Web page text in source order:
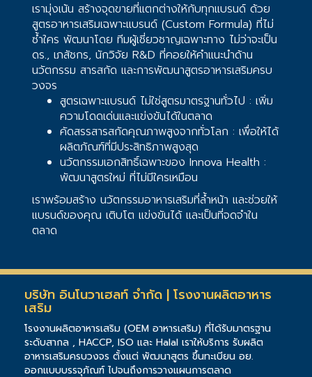
เรามุ่งเน้น สร้างจุดขายที่แตกต่างให้กับทุกแบรนด์ ด้วย
สูตรอาหารเสริมเฉพาะแบรนด์ (Custom Formula) ที่ไม่
ซ้ำใคร พัฒนาโดย ทีมผู้เชี่ยวชาญเฉพาะทาง ไม่ว่าจะเป็น
ดร., เภสัชกร, นักวิจัย R&D ที่คอยให้คำแนะนำด้าน
นวัตกรรม สารสกัด และการพัฒนาสูตรอาหารเสริมครบ
วงจร
สูตรเฉพาะแบรนด์ ไม่ใช่สูตรมาตรฐานทั่วไป : เพิ่ม
ความโดดเด่นและแข่งขันได้ในตลาด
คัดสรรสารสกัดคุณภาพสูงจากทั่วโลก : เพื่อให้ได้
ผลิตภัณฑ์ที่มีประสิทธิภาพสูงสุด
นวัตกรรมเอกสิทธิ์เฉพาะของ Innova Health :
พัฒนาสูตรใหม่ ที่ไม่มีใครเหมือน
เราพร้อมสร้าง นวัตกรรมอาหารเสริมที่ล้ำหน้า และช่วยให้
แบรนด์ของคุณ เติบโต แข่งขันได้ และเป็นที่จดจำใน
ตลาด
บริษัท อินโนวาเฮลท์ จำกัด | โรงงานผลิตอาหาร
เสริม
โรงงานผลิตอาหารเสริม (OEM อาหารเสริม) ที่ได้รับมาตรฐาน
ระดับสากล , HACCP, ISO และ Halal เราให้บริการ รับผลิต
อาหารเสริมครบวงจร ตั้งแต่ พัฒนาสูตร ขึ้นทะเบียน อย.
ออกแบบบรรจุภัณฑ์ ไปจนถึงการวางแผนการตลาด